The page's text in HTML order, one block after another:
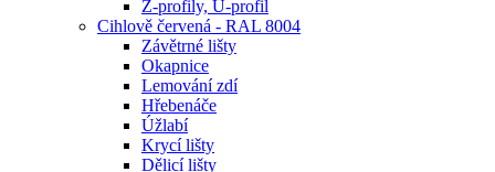
Z-profily, U-profil
Cihlově červená - RAL 8004
Závětrné lišty
Okapnice
Lemování zdí
Hřebenáče
Úžlabí
Krycí lišty
Dělicí lišty